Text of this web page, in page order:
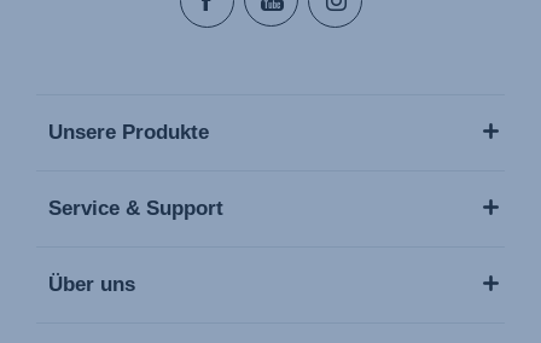
Unsere Produkte
Service & Support
Über uns